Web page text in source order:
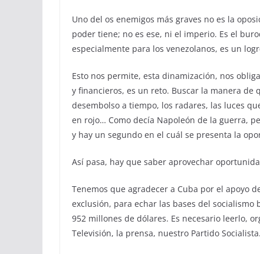
Uno del os enemigos más graves no es la
poder tiene; no es ese, ni el imperio. Es el
especialmente para los venezolanos, es un
Esto nos permite, esta dinamización, nos
y financieros, es un reto. Buscar la manera
desembolso a tiempo, los radares, las luces
en rojo… Como decía Napoleón de la guerra,
y hay un segundo en el cuál se presenta la
Así pasa, hay que saber aprovechar
Tenemos que agradecer a Cuba por el apoyo
exclusión, para echar las bases del
952 millones de dólares. Es necesario leerlo,
Televisión, la prensa, nuestro Partido Socialista.